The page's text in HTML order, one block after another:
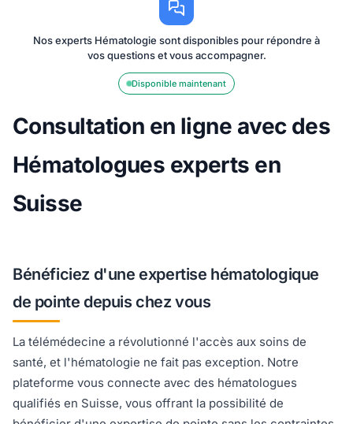
Nos experts Hématologie sont disponibles pour répondre à
vos questions et vous accompagner.
Disponible maintenant
Consultation en ligne avec des
Hématologues experts en
Suisse
Bénéficiez d'une expertise hématologique
de pointe depuis chez vous
La télémédecine a révolutionné l'accès aux soins de
santé, et l'hématologie ne fait pas exception. Notre
plateforme vous connecte avec des hématologues
qualifiés en Suisse, vous offrant la possibilité de